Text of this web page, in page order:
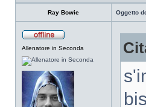
Ray Bowie Oggetto
Allenatore in Seconda